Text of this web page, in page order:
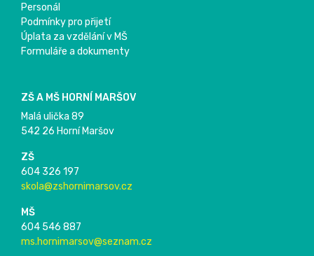
Personál
Podmínky pro přijetí
Úplata za vzdělání v MŠ
Formuláře a dokumenty
ZŠ A MŠ HORNÍ MARŠOV
Malá ulička 89
542 26 Horní Maršov
ZŠ
604 326 197
skola@zshornimarsov.cz
MŠ
604 546 887
ms.hornimarsov@seznam.cz